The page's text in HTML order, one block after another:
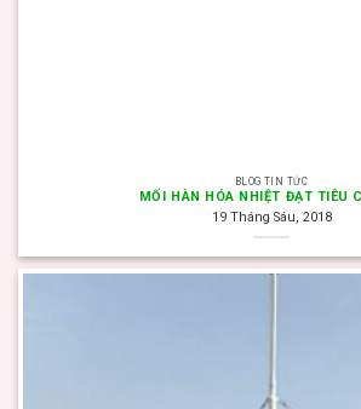
BLOG TIN TỨC
MỐI HÀN HÓA NHIỆT ĐẠT TIÊU
19 Tháng Sáu, 2018